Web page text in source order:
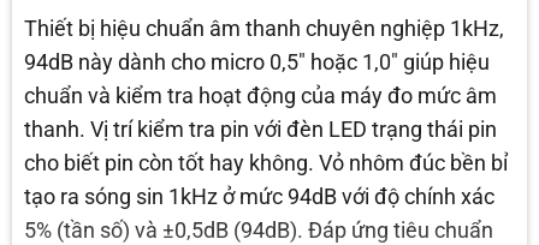
Thiết bị hiệu chuẩn âm thanh chuyên nghiệp 1kHz,
94dB này dành cho micro 0,5″ hoặc 1,0″ giúp hiệu
chuẩn và kiểm tra hoạt động của máy đo mức âm
thanh. Vị trí kiểm tra pin với đèn LED trạng thái pin
cho biết pin còn tốt hay không. Vỏ nhôm đúc bền bỉ
tạo ra sóng sin 1kHz ở mức 94dB với độ chính xác
5% (tần số) và ±0,5dB (94dB). Đáp ứng tiêu chuẩn